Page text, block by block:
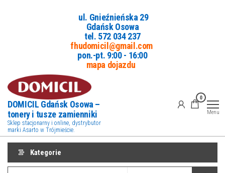
ul. Gnieźnieńska 29
Gdańsk Osowa
tel. 572 034 237
fhudomicil@gmail.com
pon.-pt. 9:00 - 16:00
mapa dojazdu
DOMICIL Gdańsk Osowa –
tonery i tusze zamienniki
Sklep stacjonarny i online, dystrybutor
marki Asarto w Trójmieście.
0
Menu
Kategorie